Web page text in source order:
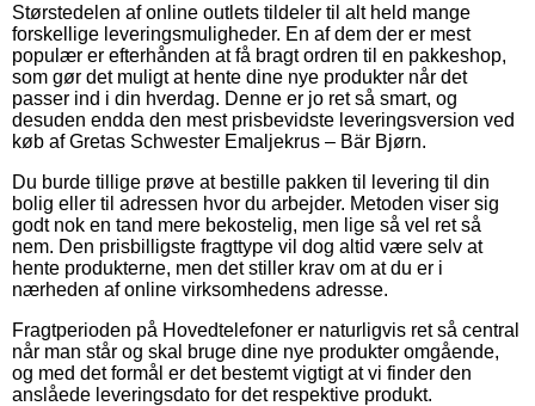
Størstedelen af online outlets tildeler til alt held mange
forskellige leveringsmuligheder. En af dem der er mest
populær er efterhånden at få bragt ordren til en pakkeshop,
som gør det muligt at hente dine nye produkter når det
passer ind i din hverdag. Denne er jo ret så smart, og
desuden endda den mest prisbevidste leveringsversion ved
køb af Gretas Schwester Emaljekrus – Bär Bjørn.
Du burde tillige prøve at bestille pakken til levering til din
bolig eller til adressen hvor du arbejder. Metoden viser sig
godt nok en tand mere bekostelig, men lige så vel ret så
nem. Den prisbilligste fragttype vil dog altid være selv at
hente produkterne, men det stiller krav om at du er i
nærheden af online virksomhedens adresse.
Fragtperioden på Hovedtelefoner er naturligvis ret så central
når man står og skal bruge dine nye produkter omgående,
og med det formål er det bestemt vigtigt at vi finder den
anslåede leveringsdato for det respektive produkt.